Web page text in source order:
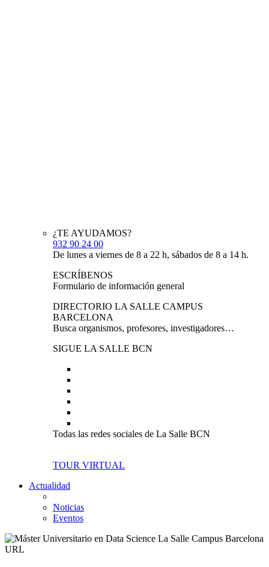
¿TE AYUDAMOS?
932 90 24 00
De lunes a viernes de 8 a 22 h, sábados de 8 a 14 h.
ESCRÍBENOS
Formulario de información general
DIRECTORIO LA SALLE CAMPUS
BARCELONA
Busca organismos, profesores, investigadores…
SIGUE LA SALLE BCN
Todas las redes sociales de La Salle BCN
TOUR VIRTUAL
Actualidad
Noticias
Eventos